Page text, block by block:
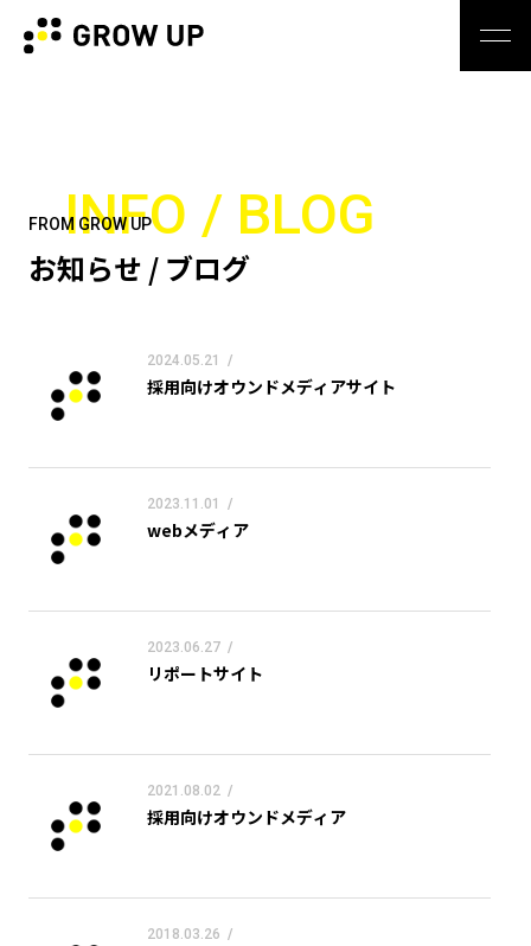
お知らせ / ブログ
FROM GROW UP
INFO / BLOG
2024.05.21 /
採用向けオウンドメディアサイト
2023.11.01 /
webメディア
2023.06.27 /
リポートサイト
2021.08.02 /
採用向けオウンドメディア
2018.03.26 /